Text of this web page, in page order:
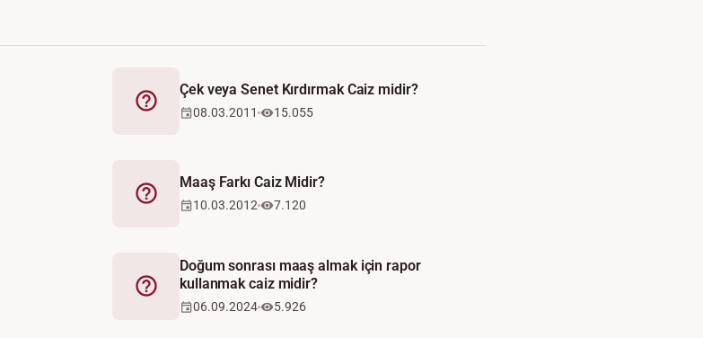
Fetva
Çek veya Senet Kırdırmak Caiz midir?
08.03.2011 15.055
Fetva
Maaş Farkı Caiz Midir?
10.03.2012 7.120
Fetva
Doğum sonrası maaş almak için rapor
kullanmak caiz midir?
06.09.2024 5.926